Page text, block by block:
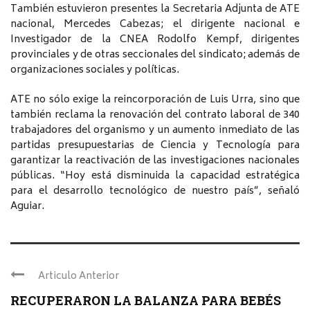
También estuvieron presentes la Secretaria Adjunta de ATE
nacional, Mercedes Cabezas; el dirigente nacional e
Investigador de la CNEA Rodolfo Kempf, dirigentes
provinciales y de otras seccionales del sindicato; además de
organizaciones sociales y políticas.
ATE no sólo exige la reincorporación de Luis Urra, sino que
también reclama la renovación del contrato laboral de 340
trabajadores del organismo y un aumento inmediato de las
partidas presupuestarias de Ciencia y Tecnología para
garantizar la reactivación de las investigaciones nacionales
públicas. “Hoy está disminuida la capacidad estratégica
para el desarrollo tecnológico de nuestro país”, señaló
Aguiar.
Articulo Anterior
RECUPERARON LA BALANZA PARA BEBÉS